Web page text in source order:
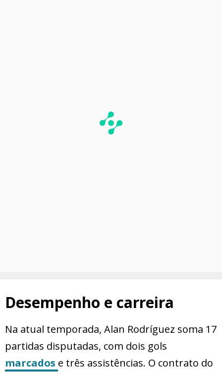
Desempenho e carreira
Na atual temporada, Alan Rodríguez soma 17
partidas disputadas, com dois gols
marcados e três assistências. O contrato do